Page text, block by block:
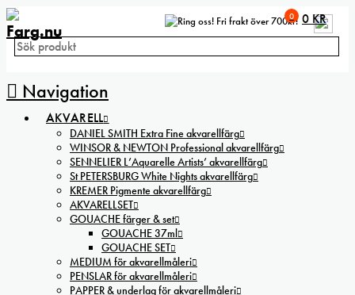
Fri frakt över 700kr!
Navigation
0 0 KR
AKVARELL
DANIEL SMITH Extra Fine akvarellfärg
WINSOR & NEWTON Professional akvarellfärg
SENNELIER L’Aquarelle Artists’ akvarellfärg
St PETERSBURG White Nights akvarellfärg
KREMER Pigmente akvarellfärg
AKVARELLSET
GOUACHE färger & set
GOUACHE 37ml
GOUACHE SET
MEDIUM för akvarellmåleri
PENSLAR för akvarellmåleri
PAPPER & underlag för akvarellmåleri